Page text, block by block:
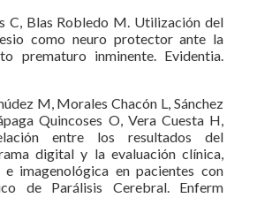
C, Blas Robledo M. Utilización del
como neuro protector ante la
prematuro inminente. Evidentia.
M, Morales Chacón L, Sánchez
Quincoses O, Vera Cuesta H,
entre los resultados del
digital y la evaluación clínica,
e imagenológica en pacientes con
de Parálisis Cerebral. Enferm